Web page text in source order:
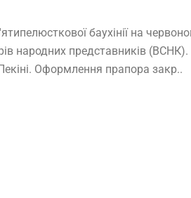
баухінії на
народних представників
Оформлення прапора закр..